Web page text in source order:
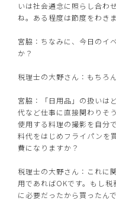
いは社会通念に照らし合わ
ね。ある程度は節度をわき
宮脇：ちなみに、今日のイ
か？
税理士の大野さん：もちろ
宮脇：「日用品」の扱いは
代など仕事に直接関わりそ
使用する料理の撮影を自分
料代をはじめフライパンを
費になりますか？
税理士の大野さん：これに
用であればOKです。もし
に必要だったから買ったん